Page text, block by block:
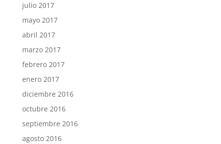
julio 2017
mayo 2017
abril 2017
marzo 2017
febrero 2017
enero 2017
diciembre 2016
octubre 2016
septiembre 2016
agosto 2016